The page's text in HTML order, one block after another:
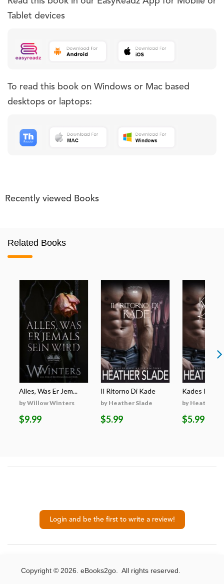
Tablet devices
To read this book on Windows or Mac based
desktops or laptops:
Recently viewed Books
Related Books
Alles, Was Er Jem...
by Willow Winters
$9.99
Il Ritorno Di Kade
by Heather Slade
$5.99
Kades
by Heather
$5.99
Login and be the first to write a review!
Copyright © 2026. eBooks2go. All rights reserved.